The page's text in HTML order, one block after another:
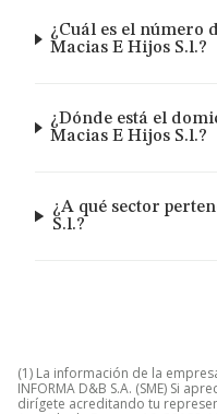
¿Cuál es el número
Macias E Hijos S.l.?
¿Dónde está el
Macias E Hijos S.l.?
¿A qué sector
S.l.?
(1) La información de la
INFORMA D&B S.A. (SME) Si
dirígete acreditando tu